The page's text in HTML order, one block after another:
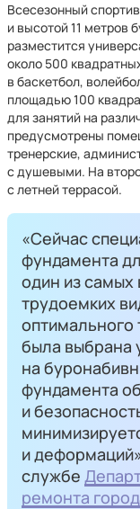
Всесезонный
и высотой 11 метров
разместится
около 500
в баскетбол,
площадью 100
для занятий на
предусмотрены
тренерские,
с душевыми. На
с летней террасой.
«Сейчас
фундамента
один из
трудоемких
оптимального
была выбрана
на
фундамента
и
и
службе
ремонта